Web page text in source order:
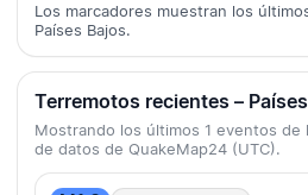
Los marcadores muestran los
Países Bajos.
Terremotos recientes –
Mostrando los últimos 1 eventos de
de datos de QuakeMap24 (UTC).